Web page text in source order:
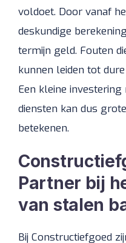
voldoet. Door vanaf
deskundige
termijn geld. Fouten
kunnen leiden tot
Een kleine
diensten kan dus
betekenen.
Partner bij
van stalen
Bij Constructiefgoed